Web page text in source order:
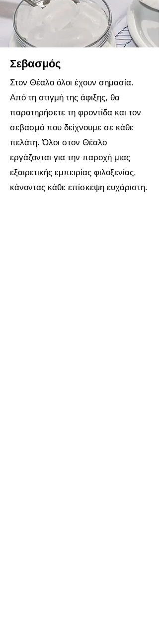
Σεβασμός
Στον Θέαλο όλοι έχουν σημασία.
Από τη στιγμή της άφιξης, θα
παρατηρήσετε τη φροντίδα και τον
σεβασμό που δείχνουμε σε κάθε
πελάτη. Όλοι στον Θέαλο
εργάζονται για την παροχή μιας
εξαιρετικής εμπειρίας φιλοξενίας,
κάνοντας κάθε επίσκεψη ευχάριστη.